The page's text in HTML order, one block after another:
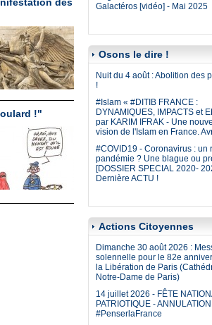
!"
Galactéros [vidéo] - Mai 2025
Osons le dire !
Nuit du 4 août : Abolition des
!
#Islam « #DITIB FRANCE :
DYNAMIQUES, IMPACTS et
par KARIM IFRAK - Une
vision de l'Islam en France.
#COVID19 - Coronavirus : un
pandémie ? Une blague ou
[DOSSIER SPECIAL 2020-
Dernière ACTU !
Actions Citoyennes
Dimanche 30 août 2026 :
solennelle pour le 82e
la Libération de Paris
Notre-Dame de Paris)
14 juillet 2026 - FÊTE
PATRIOTIQUE -
#PenserlaFrance